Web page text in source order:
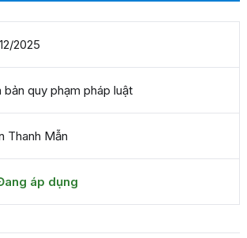
2025
bản quy phạm pháp luật
Thanh Mẫn
áp dụng